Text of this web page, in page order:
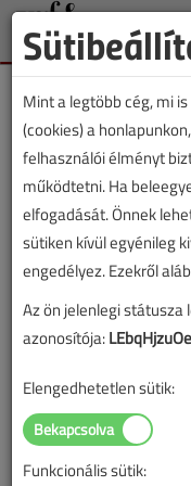
Lapszám:
Fűtéstechnika
2002/12. lapszám
Figylem! Ez a cikk 24
Mint a legtöbb cég, mi
(cookies) a
felhasználói élményt
működtetni. Ha
elfogadását. Önnek
sütiken kívül egyénileg
engedélyez. Ezekről
Az ön jelenlegi
azonosítója:
Elengedhetetlen sütik:
Funkcionális sütik: